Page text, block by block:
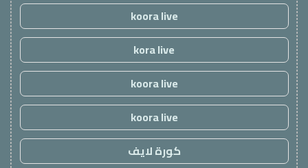
koora live
kora live
koora live
koora live
كورة لايف